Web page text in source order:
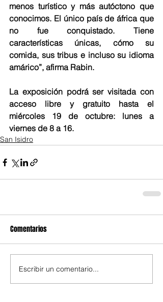
menos turístico y más autóctono que
conocimos. El único país de áfrica que
no fue conquistado. Tiene
características únicas, cómo su
comida, sus tribus e incluso su idioma
amárico”, afirma Rabin.
La exposición podrá ser visitada con
acceso libre y gratuito hasta el
miércoles 19 de octubre: lunes a
viernes de 8 a 16.
San Isidro
Comentarios
Escribir un comentario...